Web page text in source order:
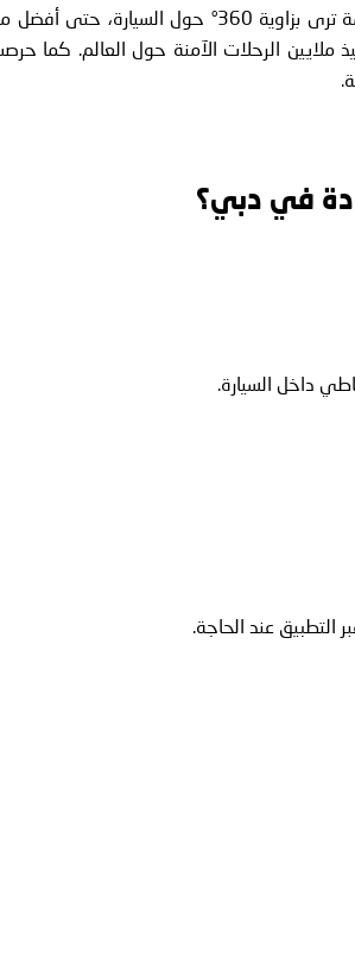
اجتازت هذه السيارات أشهر من الاختبارات الصارمة. تستخدم أجهزة استشعار متقدمة ترى بزاوية 360° حول السيارة،
ملايين الرحلات الآمنة حول العالم. كما
في دبي؟
داخل السيارة.